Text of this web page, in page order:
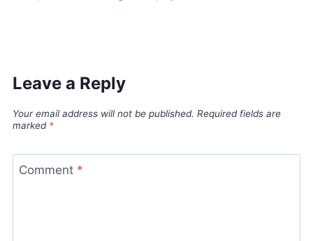
Leave a Reply
Your email address will not be published. Required fields are
marked *
Comment *